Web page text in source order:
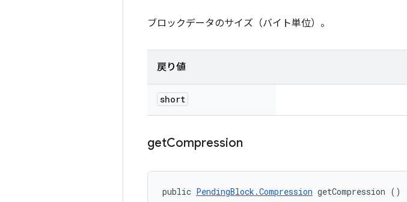
ブロックデータのサイズ（バイト単位）。
戻り値
short
getCompression
public PendingBlock.Compression getCompression ()